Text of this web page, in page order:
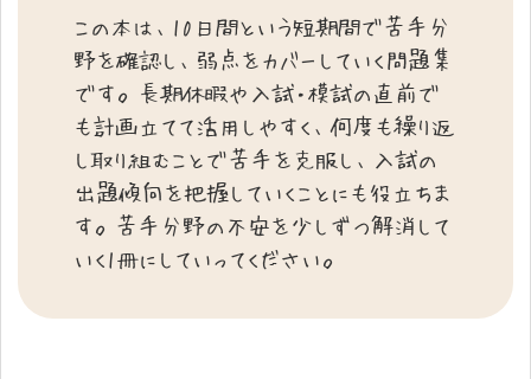
この本は、10日間という短期間で苦手分
野を確認し、弱点をカバーしていく問題集
です。長期休暇や入試・模試の直前で
も計画立てて活用しやすく、何度も繰り返
し取り組むことで苦手を克服し、入試の
出題傾向を把握していくことにも役立ちま
す。苦手分野の不安を少しずつ解消して
いく1冊にしていってください。